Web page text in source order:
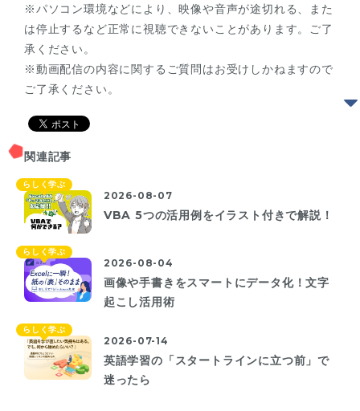
※パソコン環境などにより、映像や音声が途切れる、また
は停止するなど正常に視聴できないことがあります。ご了
承ください。
※動画配信の内容に関するご質問はお受けしかねますので
ご了承ください。
関連記事
2026-08-07
VBA 5つの活用例をイラスト付きで解説！
らしく学ぶ
2026-08-04
画像や手書きをスマートにデータ化！文字
起こし活用術
らしく学ぶ
2026-07-14
英語学習の「スタートラインに立つ前」で
迷ったら
らしく学ぶ